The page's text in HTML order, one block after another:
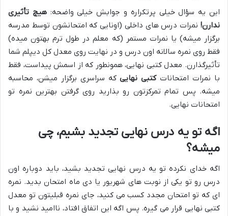
این یه سؤال خیلی پرتکراره و جوابش خیلی واضحه:هیچ تأثیری
ندارن! نمرات درس های داخلی (اونایی که امتحانشون توسط مدرسه
برگزار میشه) یا نمرات مستمر (که معلم در طول ترم بهتون میده)
فقط روی نمره سالانه اون درس و در نهایت روی معدل کل دیپلم شما
تأثیرگذارن. معدل کتبی نهایی، همونطور که از اسمش پیداست، فقط
با نمرات امتحاناتکتبی نهاییکه سراسری برگزار میشن، محاسبه
میشه. پس تمام تمرکزتون رو بذارید روی گرفتن بهترین نمره تو
امتحانات نهایی.
اگه تو یه درس نهایی تجدید بشیم، چی
میشه؟
اگه خدای نکرده تو یه درس نهایی تجدید بشید، باید دوباره اون
درس رو تو یکی از نوبت های شهریور یا دی ماه امتحان بدید. نمره
ای که تو امتحان مجدد کسب می کنید، جای نمره قبلیتون تو معدل
کتبی نهایی قرار می گیره. پس اگه این اتفاق افتاد، ناامید نشید و با